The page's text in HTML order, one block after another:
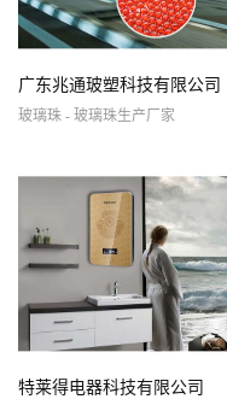
广东兆通玻塑科技有限公司
玻璃珠 - 玻璃珠生产厂家
特莱得电器科技有限公司